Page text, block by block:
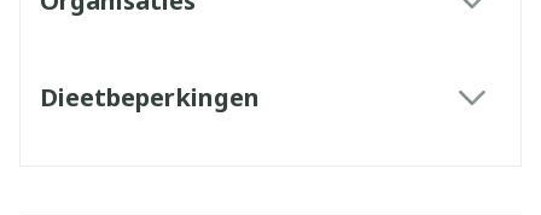
Dieetbeperkingen